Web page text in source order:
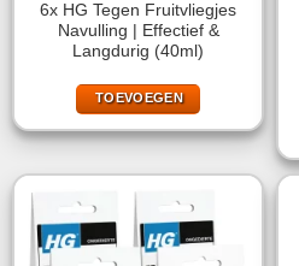
6x HG Tegen Fruitvliegjes
Navulling | Effectief &
Langdurig (40ml)
TOEVOEGEN